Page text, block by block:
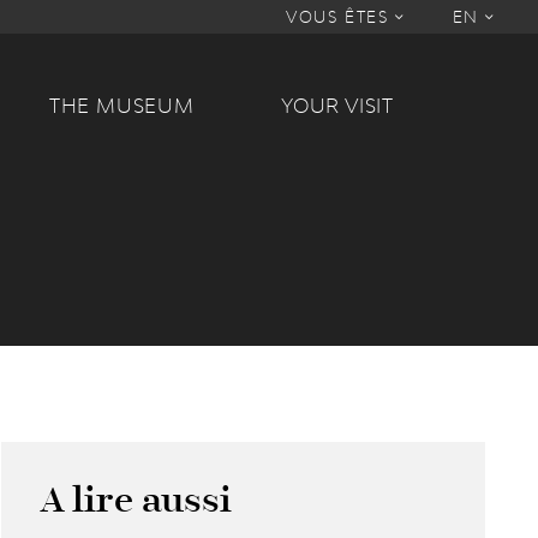
VOUS ÊTES EN
THE MUSEUM YOUR VISIT
A lire aussi